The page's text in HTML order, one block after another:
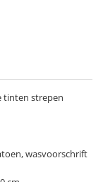
tinten strepen
wasvoorschrift